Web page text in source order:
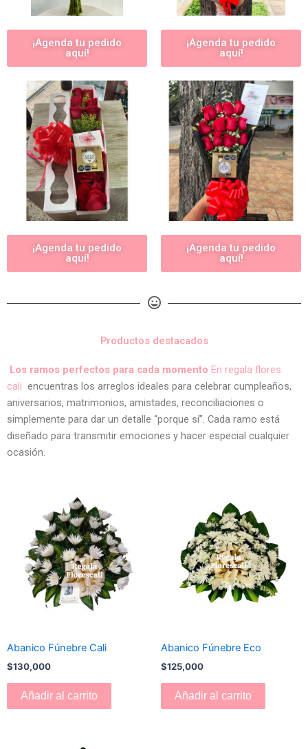
¡Agenda tu pedido
aquí!
¡Agenda tu pedido
aquí!
¡Agenda tu pedido
aquí!
¡Agenda tu pedido
aquí!
Productos destacados
Los ramos perfectos para cada momento En regala flores
cali encuentras los arreglos ideales para celebrar cumpleaños,
aniversarios, matrimonios, amistades, reconciliaciones o
simplemente para dar un detalle “porque sí”. Cada ramo está
diseñado para transmitir emociones y hacer especial cualquier
ocasión.
Abanico Fúnebre Cali
$130,000
Añadir al carrito
Abanico Fúnebre Eco
$125,000
Añadir al carrito